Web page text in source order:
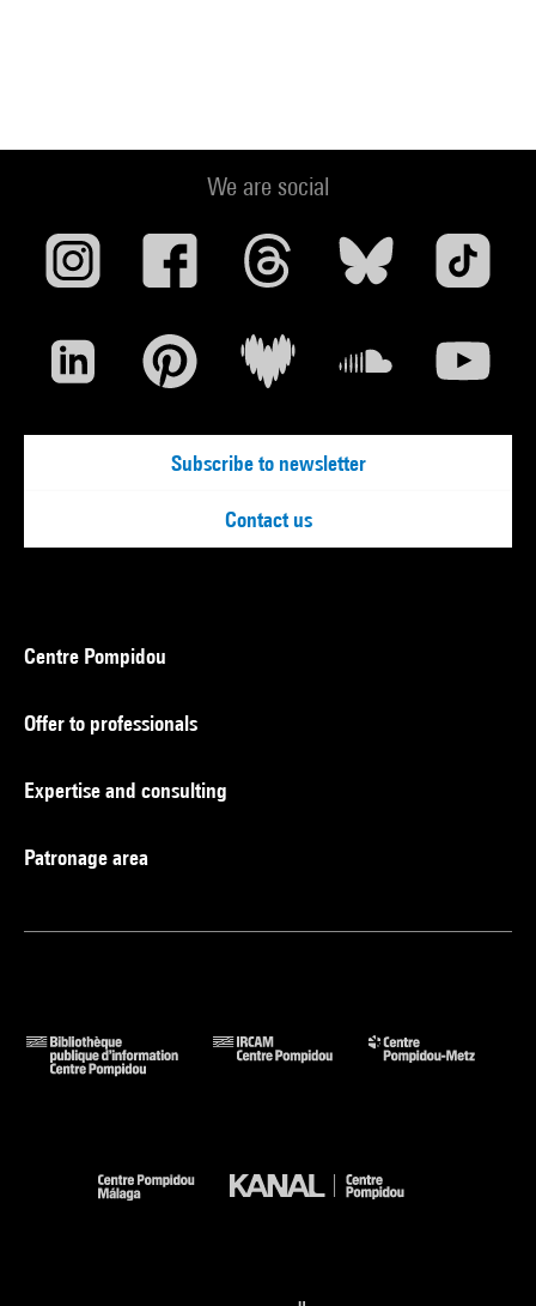
We are social
Subscribe to newsletter
Contact us
Centre Pompidou
Offer to professionals
Expertise and consulting
Patronage area